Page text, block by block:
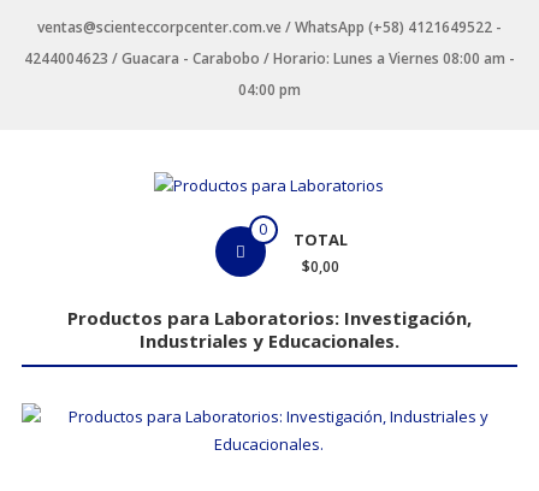
contenido
ventas@scienteccorpcenter.com.ve / WhatsApp (+58) 4121649522 -
4244004623 / Guacara - Carabobo / Horario: Lunes a Viernes 08:00 am -
04:00 pm
Laboratorios
Industriales
y
0 TOTAL
$0,00
Productos para Laboratorios: Investigación,
Industriales y Educacionales.